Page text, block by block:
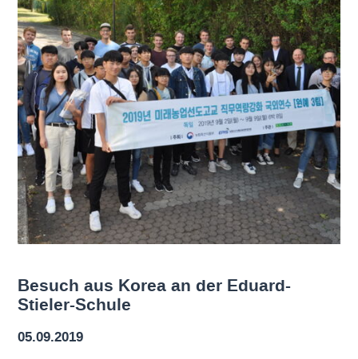
Besuch aus Korea an der Eduard-
Stieler-Schule
05.09.2019